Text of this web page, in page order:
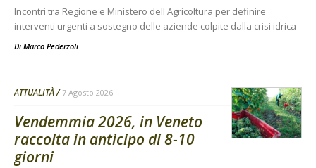
Incontri tra Regione e Ministero dell'Agricoltura per definire
interventi urgenti a sostegno delle aziende colpite dalla crisi idrica
Di Marco Pederzoli
ATTUALITÀ 7 Agosto 2026
Vendemmia 2026, in Veneto
raccolta in anticipo di 8-10
giorni